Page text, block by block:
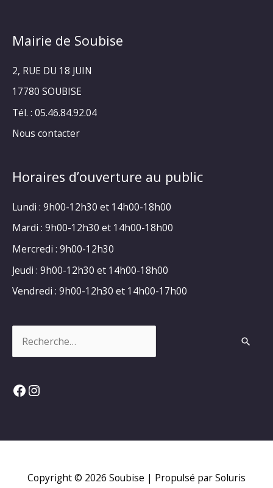
Mairie de Soubise
2, RUE DU 18 JUIN
17780 SOUBISE
Tél. : 05.46.84.92.04
Nous contacter
Horaires d’ouverture au public
Lundi : 9h00-12h30 et 14h00-18h00
Mardi : 9h00-12h30 et 14h00-18h00
Mercredi : 9h00-12h30
Jeudi : 9h00-12h30 et 14h00-18h00
Vendredi : 9h00-12h30 et 14h00-17h00
Facebook
Instagram
Copyright © 2026 Soubise | Propulsé par Soluris